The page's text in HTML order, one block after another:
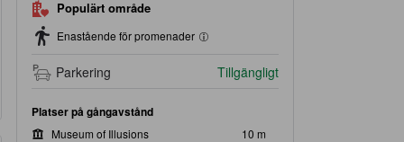
Populärt område
Enastående för promenader
Parkering Tillgängligt
Platser på gångavstånd
Museum of Illusions
10 m